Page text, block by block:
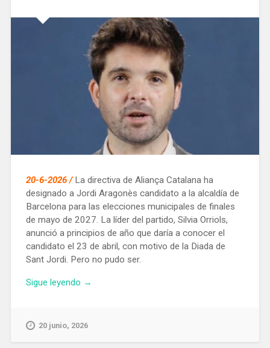
20-6-2026 /La directiva de Aliança Catalana ha
designado a Jordi Aragonès candidato a la alcaldía de
Barcelona para las elecciones municipales de finales
de mayo de 2027. La líder del partido, Silvia Orriols,
anunció a principios de año que daría a conocer el
candidato el 23 de abril, con motivo de la Diada de
Sant Jordi. Pero no pudo ser.
Sigue leyendo «Aliança
a
→
20 junio, 2026